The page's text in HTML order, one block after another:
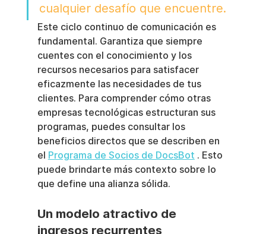
cualquier desafío que encuentre.
Este ciclo continuo de comunicación es
fundamental. Garantiza que siempre
cuentes con el conocimiento y los
recursos necesarios para satisfacer
eficazmente las necesidades de tus
clientes. Para comprender cómo otras
empresas tecnológicas estructuran sus
programas, puedes consultar los
beneficios directos que se describen en
el Programa de Socios de DocsBot . Esto
puede brindarte más contexto sobre lo
que define una alianza sólida.
Un modelo atractivo de
ingresos recurrentes